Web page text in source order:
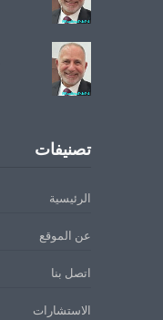
تصنيفات
الرئيسية
عن الموقع
اتصل بنا
الاستشارات